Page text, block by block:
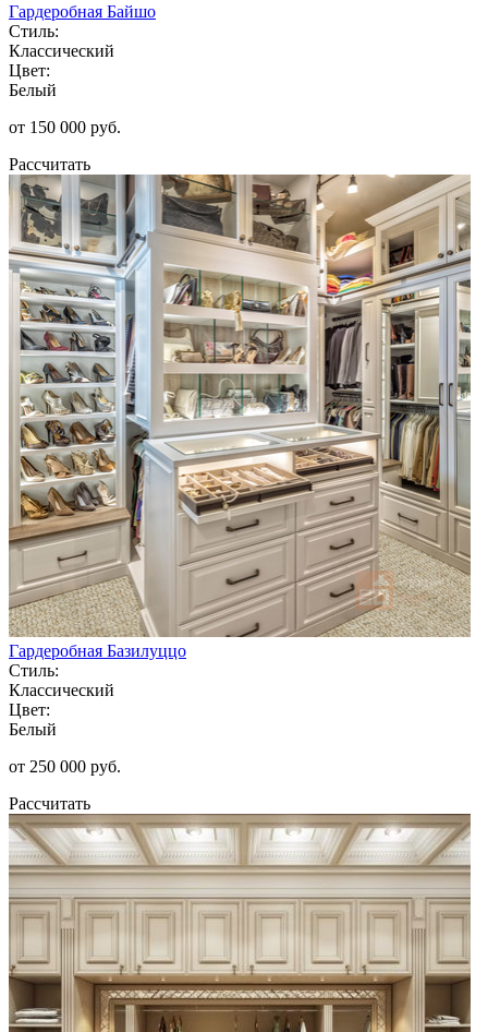
Гардеробная Байшо
Стиль:
Классический
Цвет:
Белый
от 150 000 руб.
Рассчитать
Гардеробная Базилуццо
Стиль:
Классический
Цвет:
Белый
от 250 000 руб.
Рассчитать